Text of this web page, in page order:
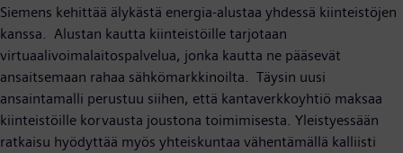
Siemens kehittää älykästä energia-alustaa yhdessä kiinteistöjen
kanssa. Alustan kautta kiinteistöille tarjotaan
virtuaalivoimalaitospalvelua, jonka kautta ne pääsevät
ansaitsemaan rahaa sähkömarkkinoilta. Täysin uusi
ansaintamalli perustuu siihen, että kantaverkkoyhtiö maksaa
kiinteistöille korvausta joustona toimimisesta. Yleistyessään
ratkaisu hyödyttää myös yhteiskuntaa vähentämällä kalliisti